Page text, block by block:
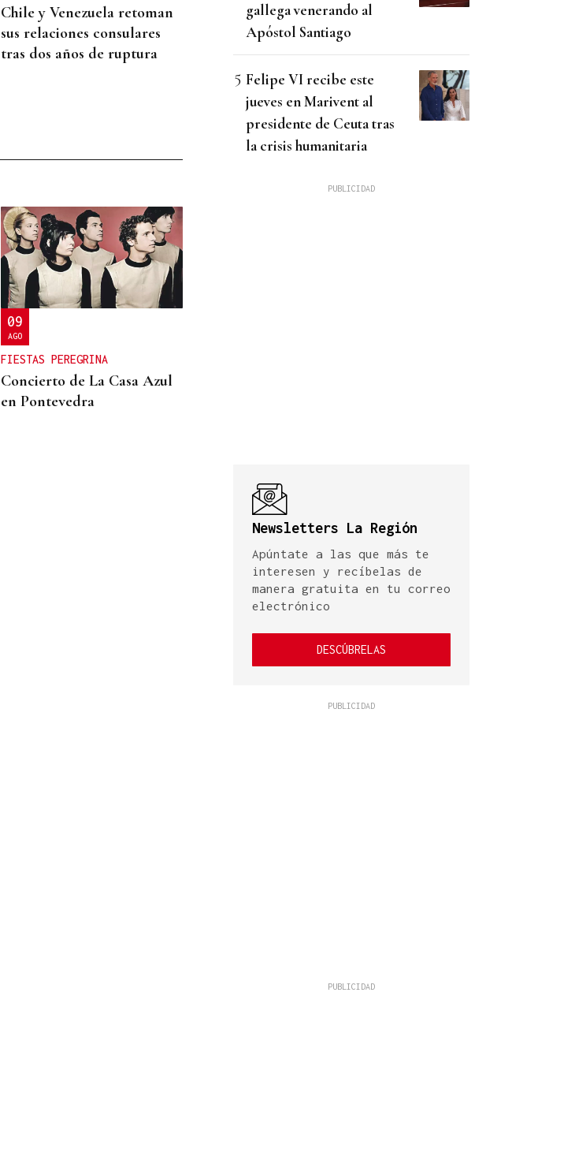
Chile y Venezuela retoman
sus relaciones consulares
tras dos años de ruptura
09
AGO
FIESTAS PEREGRINA
Concierto de La Casa Azul
en Pontevedra
gallega venerando al
Apóstol Santiago
Felipe VI recibe este
jueves en Marivent al
presidente de Ceuta tras
la crisis humanitaria
Newsletters La Región
Apúntate a las que más te
interesen y recíbelas de
manera gratuita en tu correo
electrónico
DESCÚBRELAS